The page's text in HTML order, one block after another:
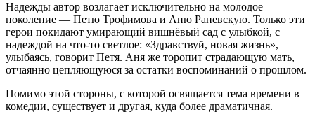
Надежды автор возлагает исключительно на молодое
поколение — Петю Трофимова и Аню Раневскую. Только эти
герои покидают умирающий вишнёвый сад с улыбкой, с
надеждой на что-то светлое: «Здравствуй, новая жизнь», —
улыбаясь, говорит Петя. Аня же торопит страдающую мать,
отчаянно цепляющуюся за остатки воспоминаний о прошлом.
Помимо этой стороны, с которой освящается тема времени в
комедии, существует и другая, куда более драматичная.